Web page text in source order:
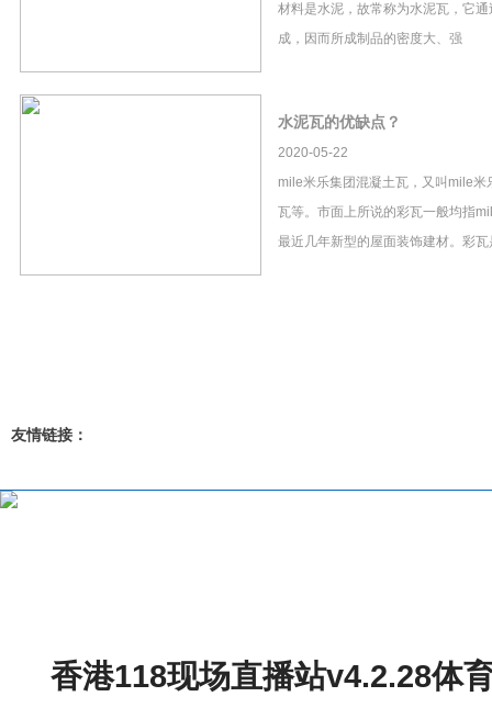
材料是水泥，故常称为水泥瓦，它
成，因而所成制品的密度大、强
水泥瓦的优缺点？
2020-05-22
mile米乐集团混凝土瓦，又叫mile米
瓦等。市面上所说的彩瓦一般均指
最近几年新型的屋面装饰建材。彩
友情链接：
香港118现场直播站v4.2.28体